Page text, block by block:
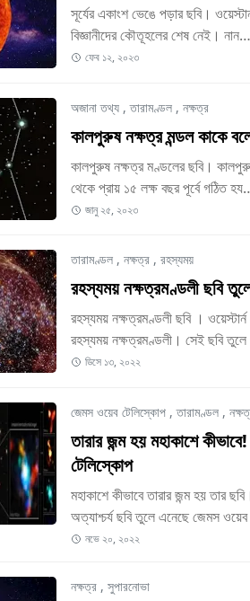
সূর্যের একাংশ ভেঙে পড়ার ছবি।
বিজ্ঞানীদের কৌতূহলের শেষ নেই। নান…
ফেব ১২, ২০২৩
অজানা তথ্য,তারামণ্ডল, নক্ষত্র
কালপুরুষ নক্ষত্র মন্ডল
কালপুরুষ নক্ষত্র মণ্ডলের ছবি।
থেকে প্রায় ১৫ লক্ষ বছর পূর্বে গঠিত
জানু ২৫, ২০২৩
তারামণ্ডল, নক্ষত্র, রহস্যময়
রহস্যময় নক্ষত্রমণ্ডলী ছবি
রহস্যময় নক্ষত্রমণ্ডলী ছবি ।
রহস্যময় নক্ষত্রমণ্ডলী। সেই ছবি
ডিসে ১৩, ২০২২
জেমস ওয়েব টেলিস্কোপ,তারামণ্ডল,
তারার জন্ম হয় মহাকাশে
টেলিস্কোপ
মহাকাশে কীভাবে তারার জন্ম হয় তার
অত্যাশ্চর্য ছবি তুলে এনেছে জেমস
নভে ২০, ২০২২
নক্ষত্র, সুপারনোভা